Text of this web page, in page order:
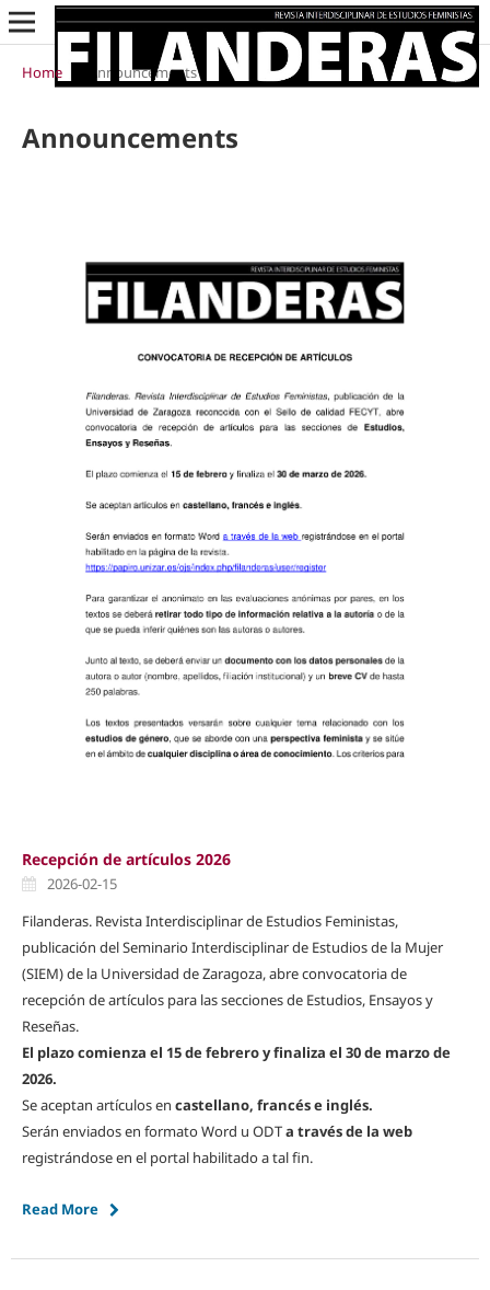
Home Announcements
Announcements
Recepción de artículos 2026
2026-02-15
Filanderas. Revista Interdisciplinar de Estudios Feministas,
publicación del Seminario Interdisciplinar de Estudios de la Mujer
(SIEM) de la Universidad de Zaragoza, abre convocatoria de
recepción de artículos para las secciones de Estudios, Ensayos y
Reseñas.
El plazo comienza el 15 de febrero y finaliza el 30 de marzo de
2026.
Se aceptan artículos en castellano, francés e inglés.
Serán enviados en formato Word u ODTa través de la web
registrándose en el portal habilitado a tal fin.
Read More